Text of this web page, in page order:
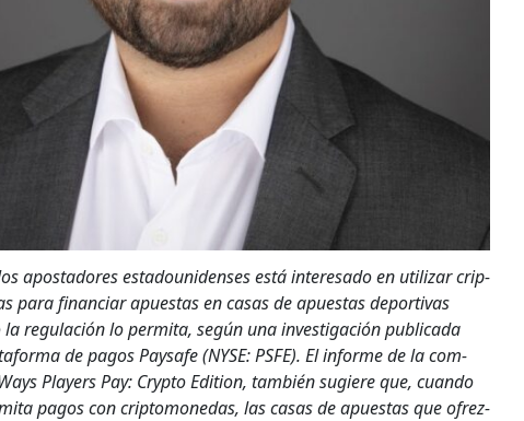
apos­ta­dores esta­dounidens­es está intere­sa­do en uti­lizar crip­
para finan­ciar apues­tas en casas de apues­tas deporti­vas
reg­u­lación lo per­mi­ta, según una inves­ti­gación pub­li­ca­da
de pagos Paysafe (NYSE: PSFE). El informe de la com­
Play­ers Pay: Cryp­to Edi­tion, tam­bién sug­iere que, cuan­do
pagos con crip­tomonedas, las casas de apues­tas que ofrez­